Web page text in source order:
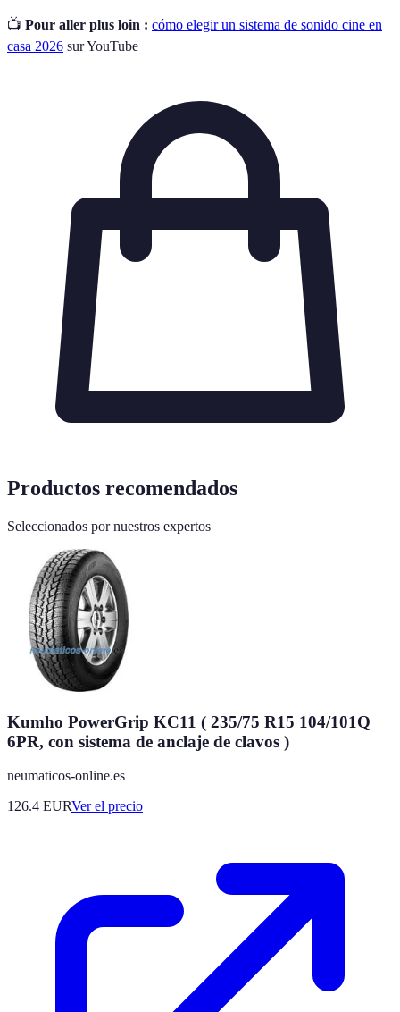
📺 Pour aller plus loin : cómo elegir un sistema de sonido cine en
casa 2026 sur YouTube
Productos recomendados
Seleccionados por nuestros expertos
Kumho PowerGrip KC11 ( 235/75 R15 104/101Q
6PR, con sistema de anclaje de clavos )
neumaticos-online.es
126.4 EURVer el precio